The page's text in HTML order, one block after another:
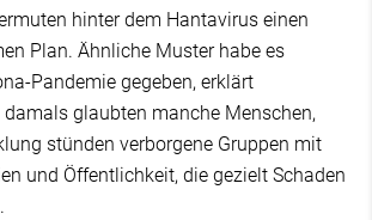
hinter dem Hantavirus einen
Plan. Ähnliche Muster habe es
Pandemie gegeben, erklärt
damals glaubten manche Menschen,
stünden verborgene Gruppen mit
und Öffentlichkeit, die gezielt Schaden